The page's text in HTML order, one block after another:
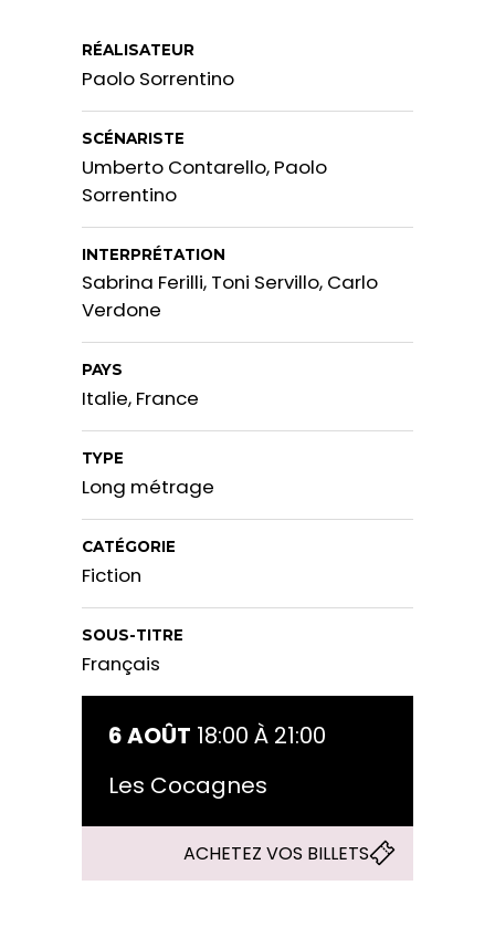
RÉALISATEUR
Paolo Sorrentino
SCÉNARISTE
Umberto Contarello, Paolo
Sorrentino
INTERPRÉTATION
Sabrina Ferilli, Toni Servillo, Carlo
Verdone
PAYS
Italie, France
TYPE
Long métrage
CATÉGORIE
Fiction
SOUS-TITRE
Français
6 AOÛT 18:00 À 21:00
Les Cocagnes
ACHETEZ VOS BILLETS